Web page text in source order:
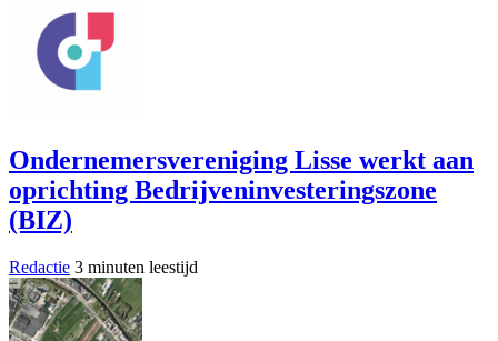
Ondernemersvereniging Lisse werkt aan
oprichting Bedrijveninvesteringszone
(BIZ)
Redactie 3 minuten leestijd